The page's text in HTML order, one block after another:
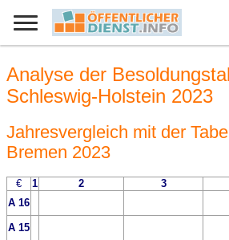
Analyse der
Schleswig-Holstein 2023
Jahresvergleich mit der
Bremen 2023
€ 1 2 3
A 16
A 15